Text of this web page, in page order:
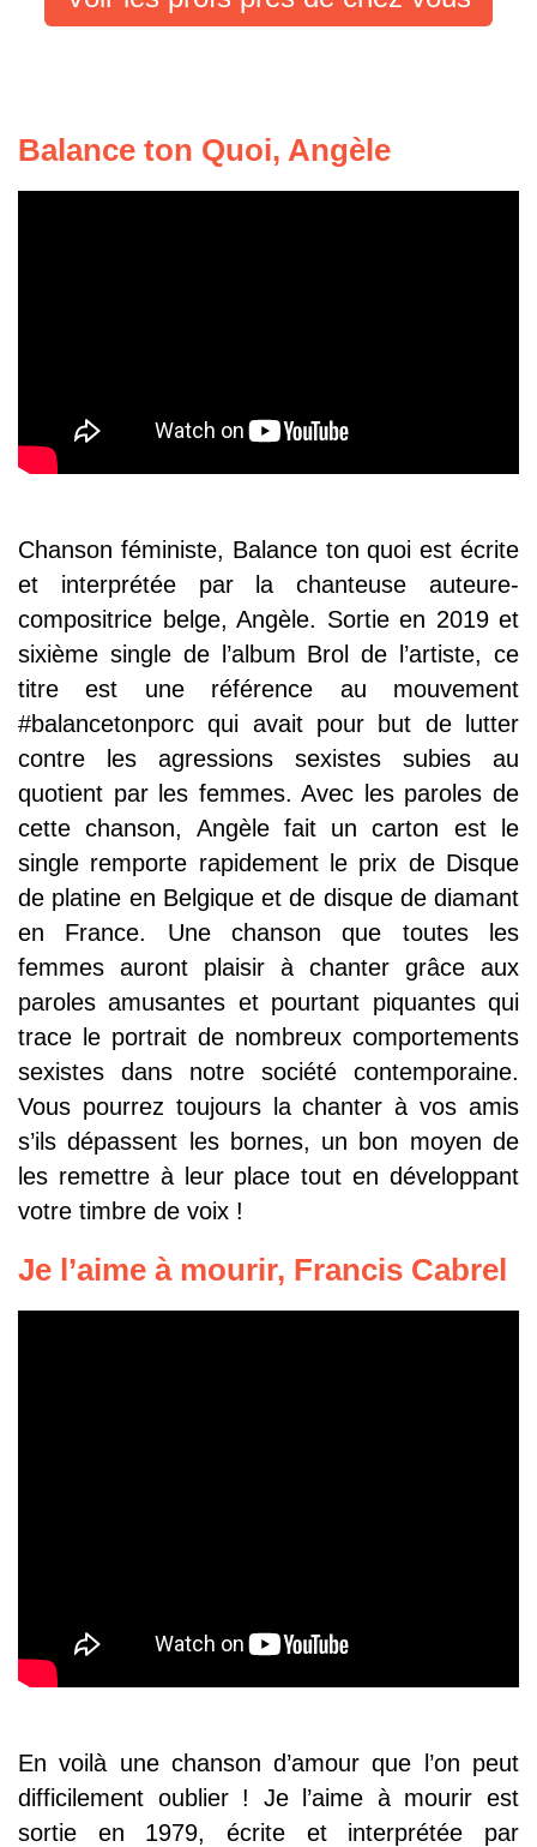
Balance ton Quoi, Angèle
Chanson féministe, Balance ton quoi est écrite
et interprétée par la chanteuse auteure-
compositrice belge, Angèle. Sortie en 2019 et
sixième single de l’album Brol de l’artiste, ce
titre est une référence au mouvement
#balancetonporc qui avait pour but de lutter
contre les agressions sexistes subies au
quotient par les femmes. Avec les paroles de
cette chanson, Angèle fait un carton est le
single remporte rapidement le prix de Disque
de platine en Belgique et de disque de diamant
en France. Une chanson que toutes les
femmes auront plaisir à chanter grâce aux
paroles amusantes et pourtant piquantes qui
trace le portrait de nombreux comportements
sexistes dans notre société contemporaine.
Vous pourrez toujours la chanter à vos amis
s’ils dépassent les bornes, un bon moyen de
les remettre à leur place tout en développant
votre timbre de voix !
Je l’aime à mourir, Francis Cabrel
En voilà une chanson d’amour que l’on peut
difficilement oublier ! Je l’aime à mourir est
sortie en 1979, écrite et interprétée par